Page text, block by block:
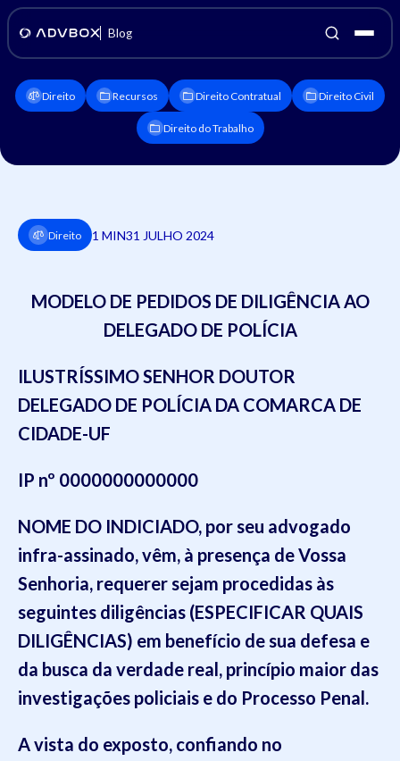
Blog
Direito Recursos Direito Contratual Direito Civil
Direito do Trabalho
Direito 1 MIN31 JULHO 2024
MODELO DE PEDIDOS DE DILIGÊNCIA AO
DELEGADO DE POLÍCIA
ILUSTRÍSSIMO SENHOR DOUTOR
DELEGADO DE POLÍCIA DA COMARCA DE
CIDADE-UF
IP nº 0000000000000
NOME DO INDICIADO, por seu advogado
infra-assinado, vêm, à presença de Vossa
Senhoria, requerer sejam procedidas às
seguintes diligências (ESPECIFICAR QUAIS
DILIGÊNCIAS) em benefício de sua defesa e
da busca da verdade real, princípio maior das
investigações policiais e do Processo Penal.
A vista do exposto, confiando no